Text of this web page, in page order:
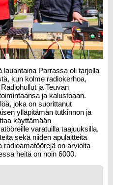
lauantaina Parrassa oli tarjolla
kun kolme radiokerhoa,
ja Teuvan
ja kalustoaan.
joka on suorittanut
ylläpitämän tutkinnon ja
käyttämään
varatuilla taajuuksilla,
sekä niiden apulaitteita
on arviolta
heitä on noin 6000.